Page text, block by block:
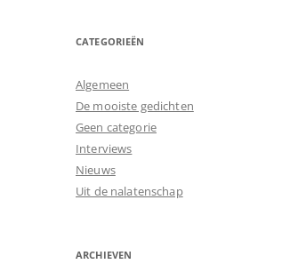
CATEGORIEËN
Algemeen
De mooiste gedichten
Geen categorie
Interviews
Nieuws
Uit de nalatenschap
ARCHIEVEN